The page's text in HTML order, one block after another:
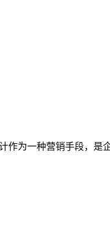
作为一种营销手段，是